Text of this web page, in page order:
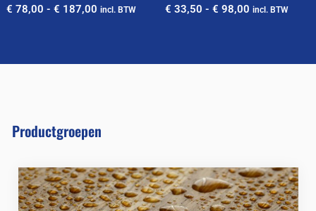
€ 78,00 - € 187,00 incl. BTW € 33,50 - € 98,00 incl. BTW
Productgroepen